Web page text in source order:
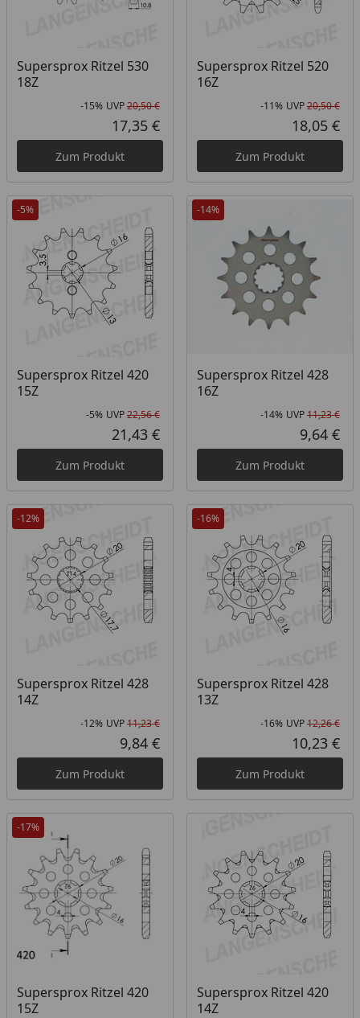
Supersprox Ritzel 530
18Z
Rabatt in Prozent
-15%
Ursprünglicher Preis
UVP20,50 €
Aktueller Preis
17,35 €
Zum Produkt
Supersprox Ritzel 520
16Z
-11% UVP20,50 €
18,05 €
Zum Produkt
-5%
Supersprox Ritzel 420
15Z
Rabatt in Prozent
-5%
Ursprünglicher Preis
UVP22,56 €
Aktueller Preis
21,43 €
Zum Produkt
-14%
Supersprox Ritzel 428
16Z
-14% UVP11,23 €
9,64 €
Zum Produkt
-12%
Supersprox Ritzel 428
14Z
Rabatt in Prozent
-12%
Ursprünglicher Preis
UVP11,23 €
Aktueller Preis
9,84 €
Zum Produkt
-16%
Supersprox Ritzel 428
13Z
-16% UVP12,26 €
10,23 €
Zum Produkt
-17%
Supersprox Ritzel 420
15Z
Supersprox Ritzel 420
14Z